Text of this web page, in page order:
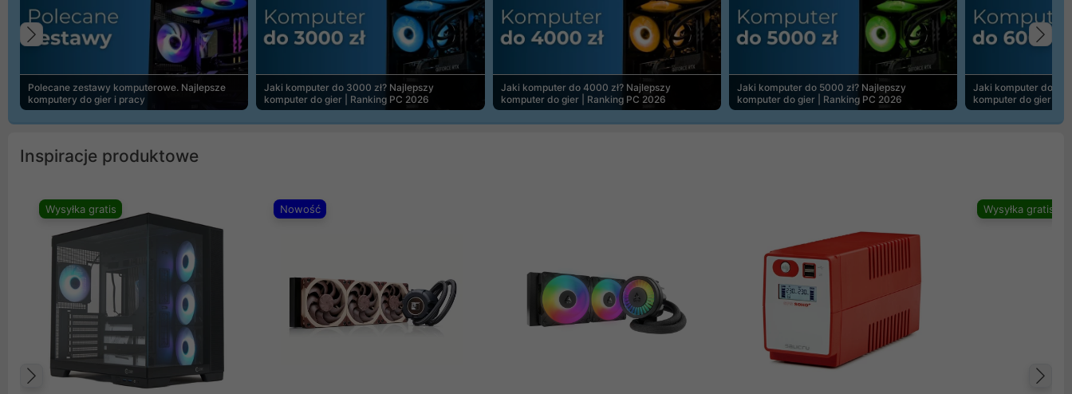
Polecane zestawy komputerowe. Najlepsze
komputery do gier i pracy
Jaki komputer do 3000 zł? Najlepszy
komputer do gier | Ranking PC 2026
Jaki komputer do 4000 zł? Najlepszy
komputer do gier | Ranking PC 2026
Jaki komputer do 5000 zł? Najlepszy
komputer do gier | Ranking PC 2026
Jaki komputer do
komputer do gier |
Poprzedni
Inspiracje produktowe
Wysyłka gratis Nowość Wysyłka gratis